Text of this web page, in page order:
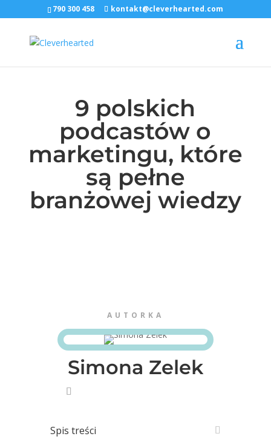
790 300 458 kontakt@cleverhearted.com
9 polskich
podcastów o
marketingu, które
są pełne
branżowej wiedzy
AUTORKA
Simona Zelek
Spis treści